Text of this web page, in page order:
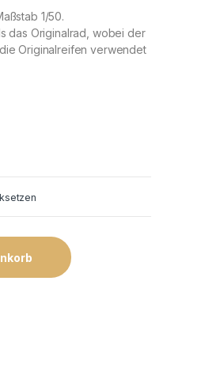
1/50.
das Originalrad, wobei der
Originalreifen verwendet